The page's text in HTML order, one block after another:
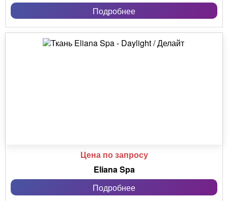
Подробнее
Цена по запросу
Eliana Spa
Подробнее